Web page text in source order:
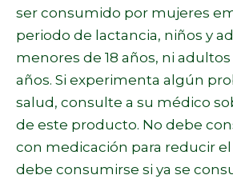
ser consumido por mujeres
periodo de lactancia, niños y
menores de 18 años, ni
años. Si experimenta algún
salud, consulte a su médico
de este producto. No debe
con medicación para reducir
debe consumirse si ya se